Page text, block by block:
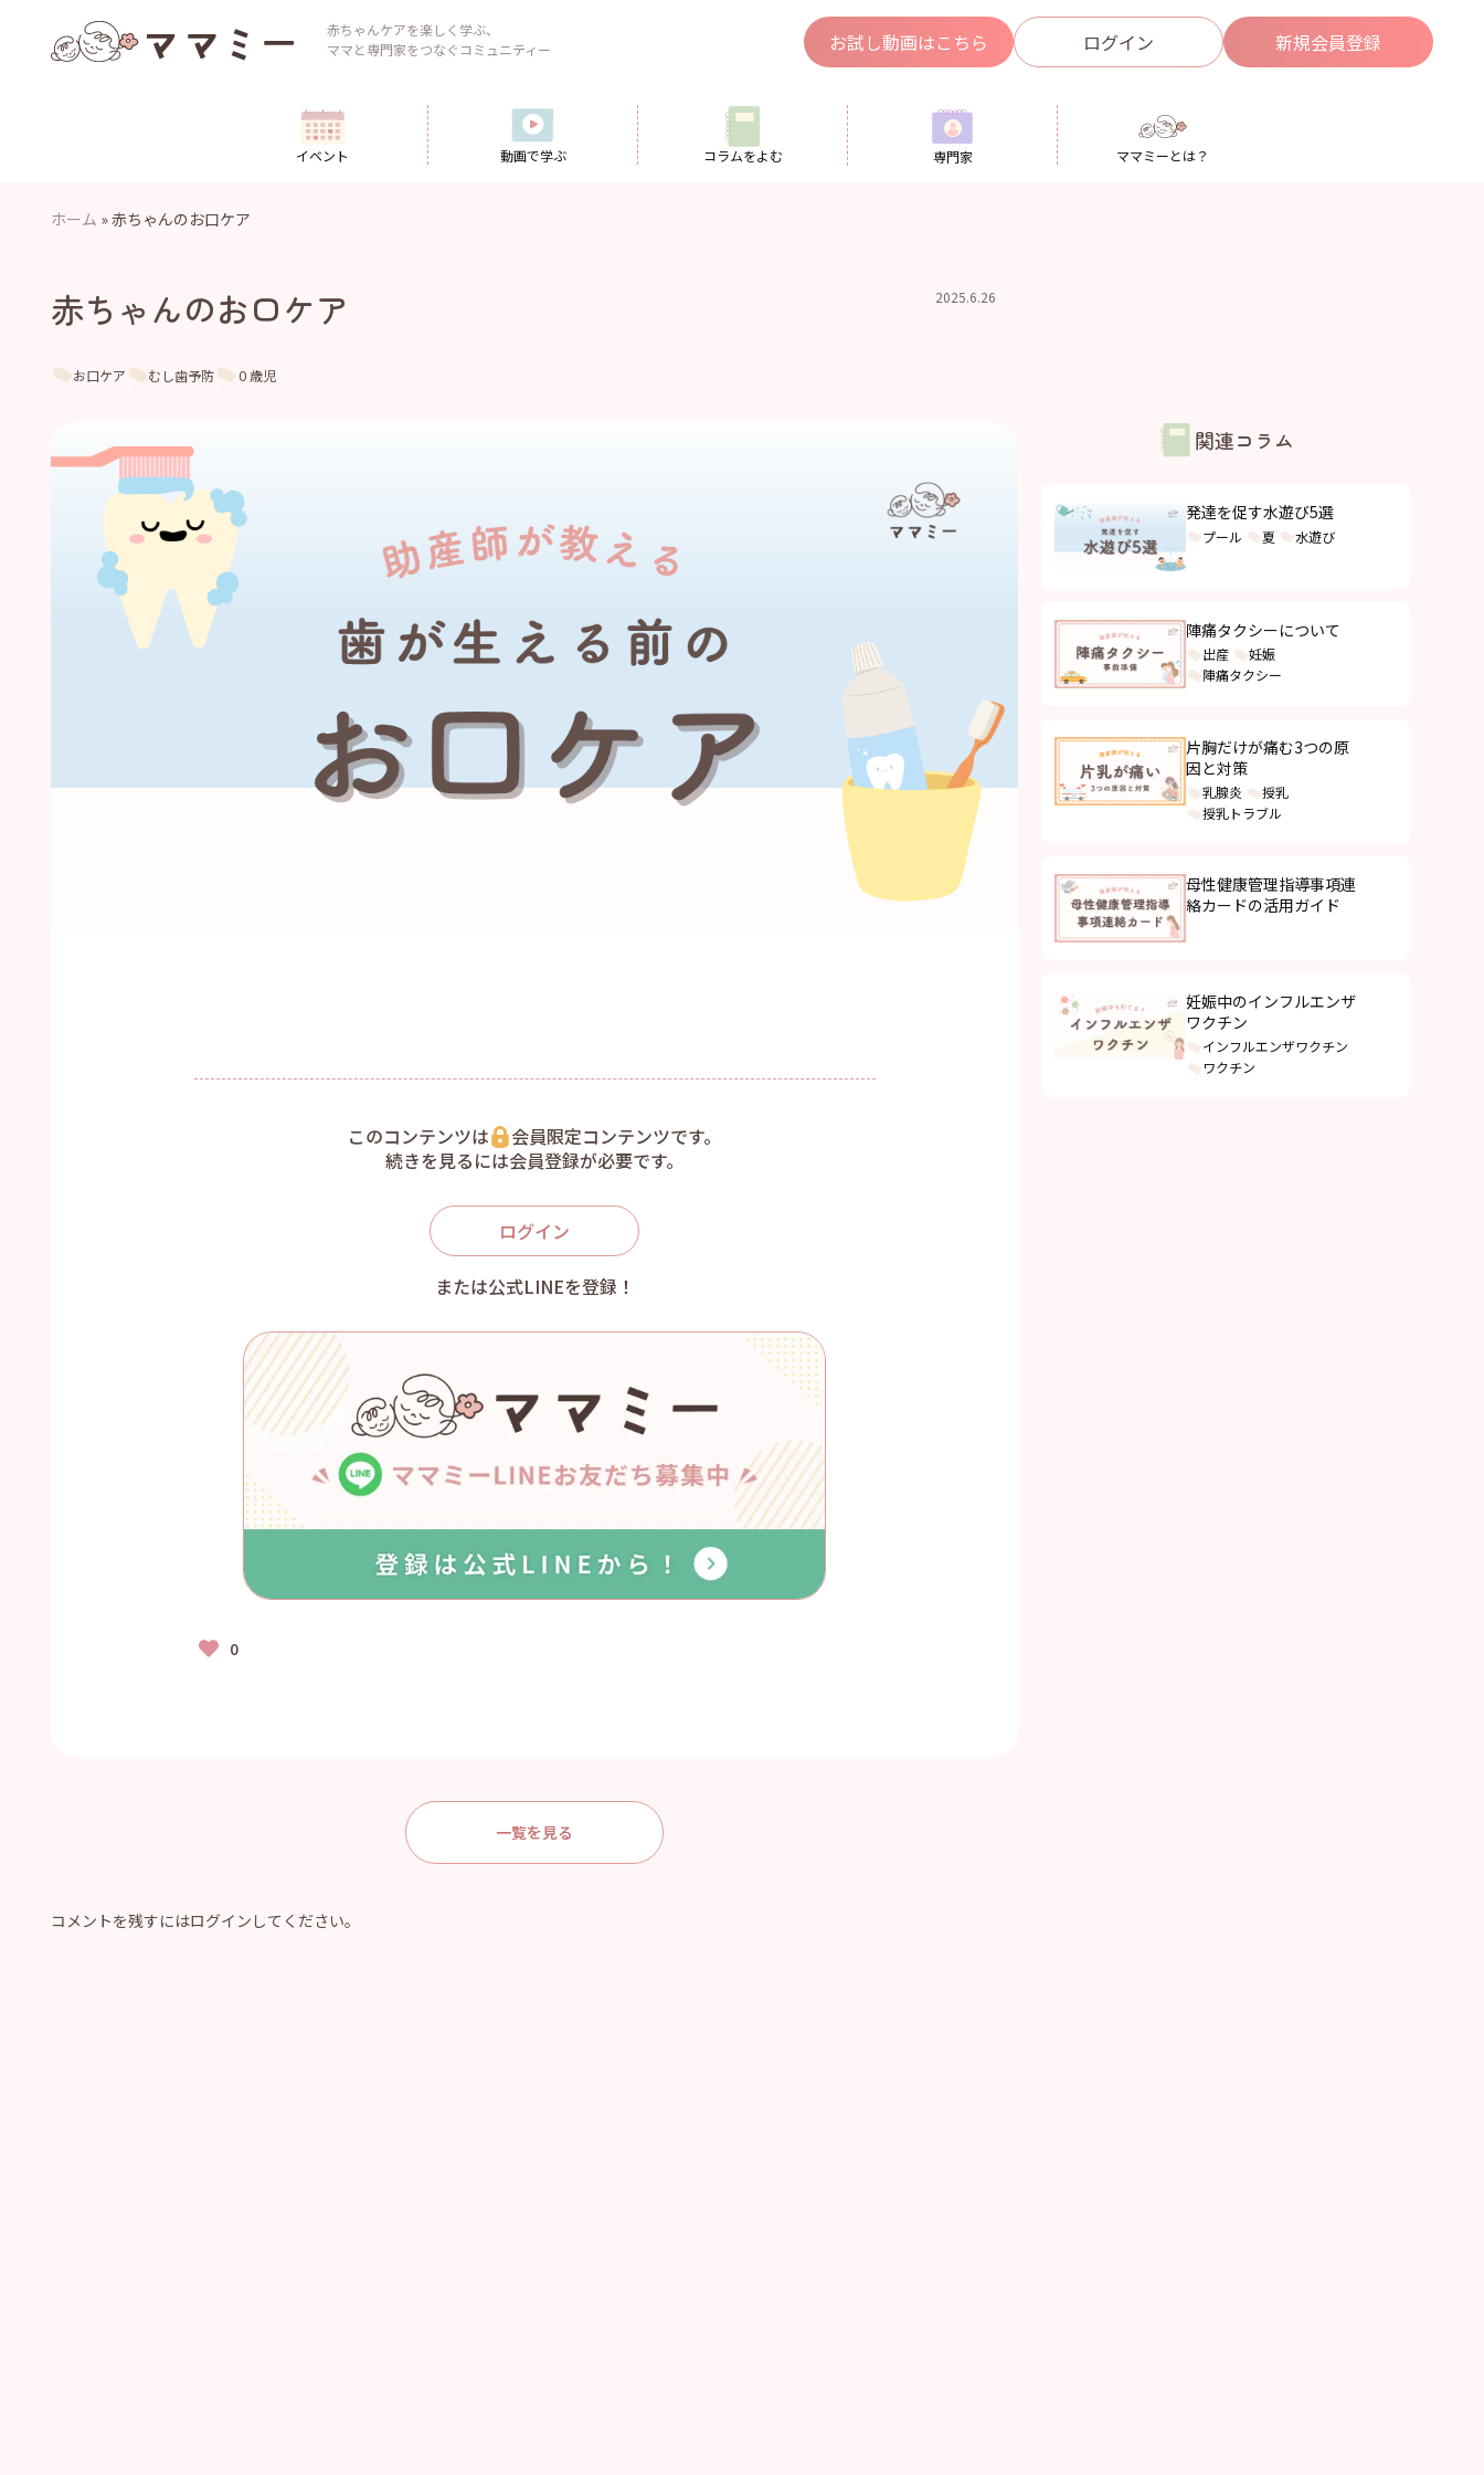
content
赤ちゃんケアを楽しく学ぶ、
ママと専門家をつなぐコミュニティー
お試し動画はこちら ログイン 新規会員登録
イベント 動画で学ぶ コラムをよむ 専門家 ママミーとは？
ホーム »赤ちゃんのお口ケア
赤ちゃんのお口ケア 2025.6.26
お口ケア むし歯予防 ０歳児
このコンテンツは
会員限定コンテンツです。
続きを見るには会員登録が必要です。
ログイン
または公式LINEを登録！
一覧を見る
コメントを残すにはログインしてください。
関連コラム
発達を促す水遊び5選
プール 夏 水遊び
陣痛タクシーについて
出産
妊娠
陣痛タクシー
片胸だけが痛む3つの原
因と対策
乳腺炎
授乳
授乳トラブル
母性健康管理指導事項連
絡カードの活用ガイド
妊娠中のインフルエンザ
ワクチン
インフルエンザワクチン
ワクチン